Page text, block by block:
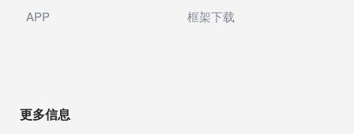
APP
框架下载
更多信息